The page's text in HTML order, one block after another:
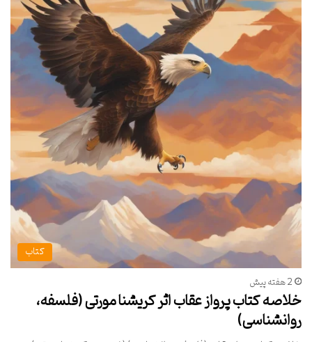
کتاب
2 هفته پیش
خلاصه کتاب پرواز عقاب اثر کریشنا مورتی (فلسفه،
روانشناسی)